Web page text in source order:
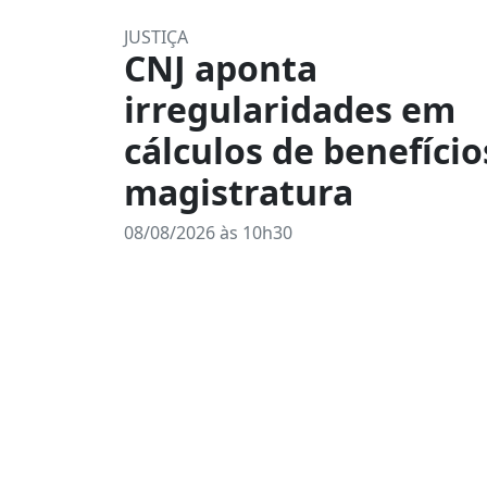
JUSTIÇA
CNJ aponta
irregularidades em
cálculos de
magistratura
08/08/2026 às 10h30